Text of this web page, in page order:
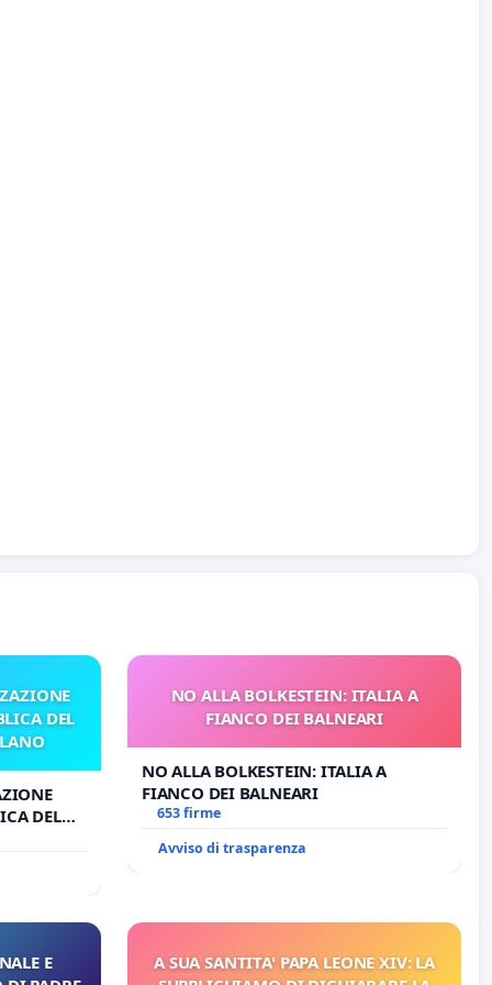
DEL
DEL
NO ALLA BOLKESTEIN: ITALIA A
FIANCO DEI BALNEARI
NO ALLA BOLKESTEIN: ITALIA A
FIANCO DEI BALNEARI
653 firme
Avviso di trasparenza
E
A SUA SANTITA' PAPA LEONE XIV: LA